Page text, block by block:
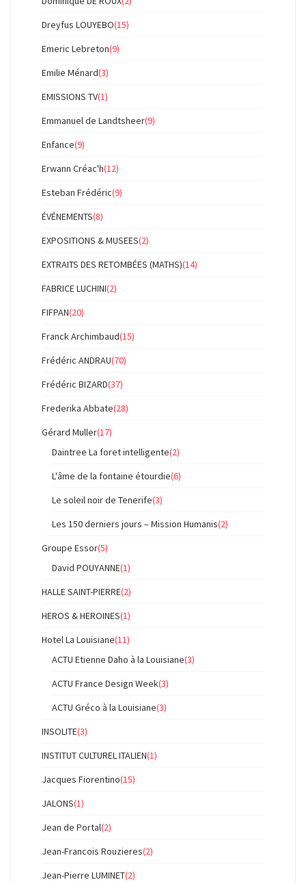
Dreyfus LOUYEBO(15)
Emeric Lebreton(9)
Emilie Ménard(3)
EMISSIONS TV(1)
Emmanuel de Landtsheer(9)
Enfance(9)
Erwann Créac'h(12)
Esteban Frédéric(9)
ÉVÉNEMENTS(8)
EXPOSITIONS & MUSEES(2)
EXTRAITS DES RETOMBÉES (MATHS)(14)
FABRICE LUCHINI(2)
FIFPAN(20)
Franck Archimbaud(15)
Frédéric ANDRAU(70)
Frédéric BIZARD(37)
Frederika Abbate(28)
Gérard Muller(17)
Daintree La foret intelligente(2)
L'âme de la fontaine étourdie(6)
Le soleil noir de Tenerife(3)
Les 150 derniers jours – Mission Humanis(2)
Groupe Essor(5)
David POUYANNE(1)
HALLE SAINT-PIERRE(2)
HEROS & HEROINES(1)
Hotel La Louisiane(11)
ACTU Etienne Daho à la Louisiane(3)
ACTU France Design Week(3)
ACTU Gréco à la Louisiane(3)
INSOLITE(3)
INSTITUT CULTUREL ITALIEN(1)
Jacques Fiorentino(15)
JALONS(1)
Jean de Portal(2)
Jean-Francois Rouzieres(2)
Jean-Pierre LUMINET(2)